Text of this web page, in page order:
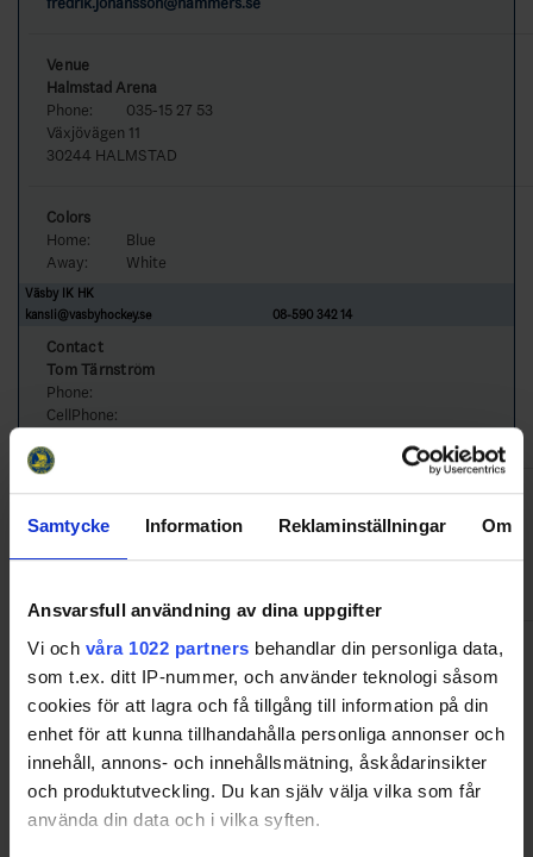
Samtycke Information Reklaminställningar Om
Ansvarsfull användning av dina uppgifter
Vi och våra 1022 partners behandlar din personliga data,
som t.ex. ditt IP-nummer, och använder teknologi såsom
cookies för att lagra och få tillgång till information på din
enhet för att kunna tillhandahålla personliga annonser och
innehåll, annons- och innehållsmätning, åskådarinsikter
och produktutveckling. Du kan själv välja vilka som får
använda din data och i vilka syften.
Venue
Halmstad Arena
Phone:
035-15 27 53
Växjövägen 11
30244 HALMSTAD
Colors
Home:
Blue
Away:
White
Väsby IK HK
kansli@vasbyhockey.se
08-590 342 14
Contact
Tom Tärnström
Phone:
CellPhone:
Venue
Vilundaparkens ishall
Husarvägen 25
Colors
Home:
Green
Away:
White
Tournament
Contact
Tibor Gregor
Phone:
08-4490427
CellPhone: 0704450427